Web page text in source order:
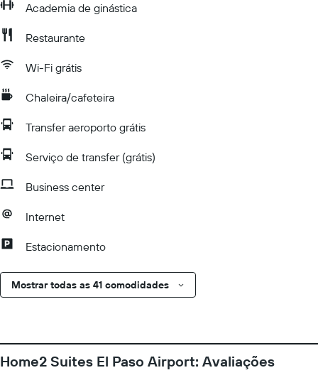
Academia de ginástica
Restaurante
Wi-Fi grátis
Chaleira/cafeteira
Transfer aeroporto grátis
Serviço de transfer (grátis)
Business center
Internet
Estacionamento
Mostrar todas as 41 comodidades
Home2 Suites El Paso Airport: Avaliações